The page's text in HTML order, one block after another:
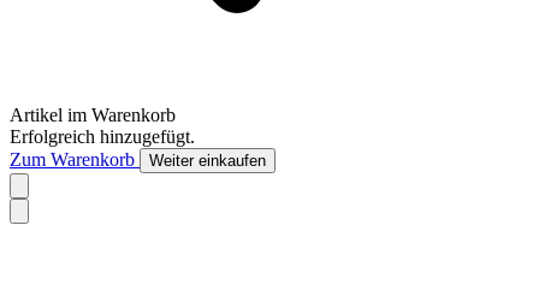
Artikel im Warenkorb
Erfolgreich hinzugefügt.
Zum Warenkorb
Weiter einkaufen